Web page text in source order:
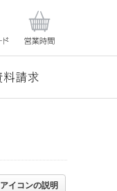
アイコンの説明